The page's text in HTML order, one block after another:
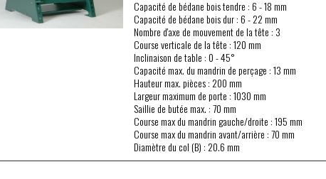
Capacité de bédane bois tendre : 6 - 18 mm
Capacité de bédane bois dur : 6 - 22 mm
Nombre d'axe de mouvement de la tête : 3
Course verticale de la tête : 120 mm
Inclinaison de table : 0 - 45°
Capacité max. du mandrin de perçage : 13 mm
Hauteur max. pièces : 200 mm
Largeur maximum de porte : 1030 mm
Saillie de butée max. : 70 mm
Course max du mandrin gauche/droite : 195 mm
Course max du mandrin avant/arrière : 70 mm
Diamètre du col (B) : 20.6 mm